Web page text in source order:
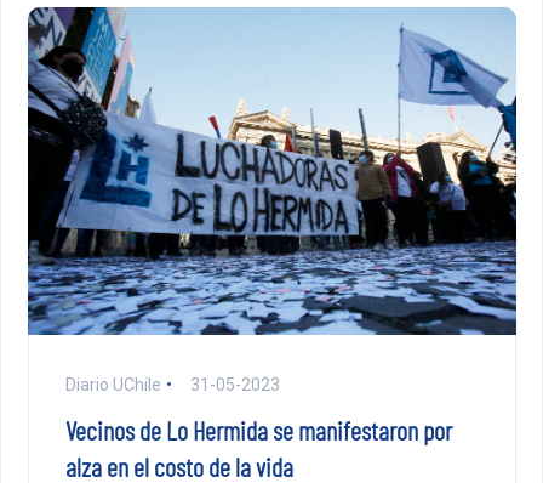
Diario UChile 31-05-2023
Vecinos de Lo Hermida se manifestaron por
alza en el costo de la vida